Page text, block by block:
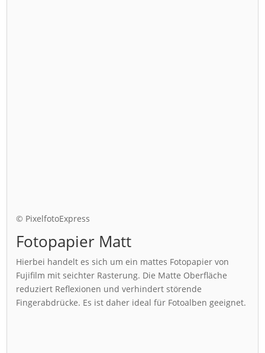
© PixelfotoExpress
Fotopapier Matt
Hierbei handelt es sich um ein mattes Fotopapier von
Fujifilm mit seichter Rasterung. Die Matte Oberfläche
reduziert Reflexionen und verhindert störende
Fingerabdrücke. Es ist daher ideal für Fotoalben geeignet.